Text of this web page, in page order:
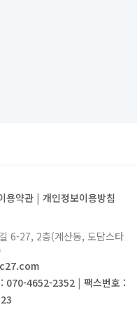
용약관 | 개인정보이용방침
6-27, 2층(계산동, 도담스타
: 070-4652-2352| 팩스번호 :